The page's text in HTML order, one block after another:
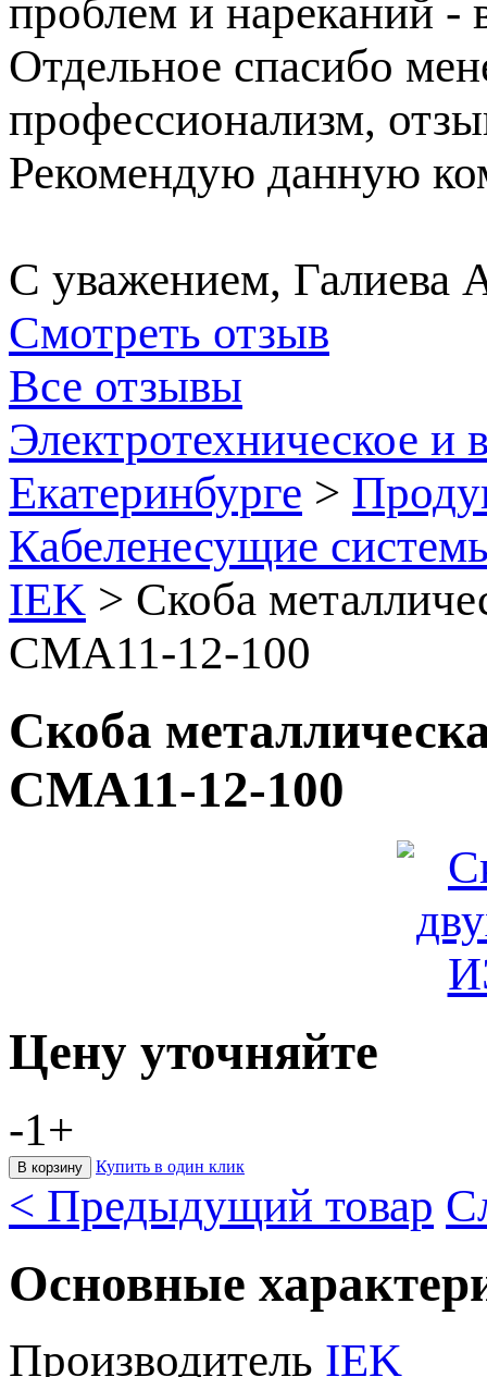
проблем и нареканий -
Отдельное спасибо
профессионализм,
Рекомендую данную
С уважением, Галиева
Смотреть отзыв
Все отзывы
Электротехническое и
Екатеринбурге >
Кабеленесущие
IEK > Скоба
CMA11-12-100
Скоба
CMA11-12-100
Цену уточняйте
-1+
Купить в один клик
< Предыдущий товар
Основные
Производитель IEK